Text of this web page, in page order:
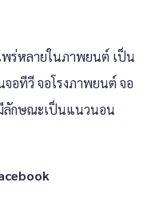
พร่หลายในภาพยนต์ เป็น
อทีวี จอโรงภาพยนต์ จอ
ลักษณะเป็นแนวนอน